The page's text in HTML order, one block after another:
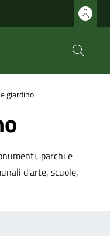
giardino
parchi e
d'arte, scuole,